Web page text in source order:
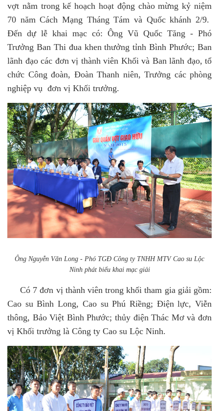
vợt nằm trong kế hoạch hoạt động chào mừng kỷ niệm
70 năm Cách Mạng Tháng Tám và Quốc khánh 2/9.
Đến dự lễ khai mạc có: Ông Vũ Quốc Tăng - Phó
Trưởng Ban Thi đua khen thưởng tỉnh Bình Phước; Ban
lãnh đạo các đơn vị thành viên Khối và Ban lãnh đạo, tổ
chức Công đoàn, Đoàn Thanh niên, Trưởng các phòng
nghiệp vụ đơn vị Khối trưởng.
Ông Nguyễn Văn Long - Phó TGĐ Công ty TNHH MTV Cao su Lộc
Ninh phát biểu khai mạc giải
Có 7 đơn vị thành viên trong khối tham gia giải gồm:
Cao su Bình Long, Cao su Phú Riềng; Điện lực, Viễn
thông, Bảo Việt Bình Phước; thủy điện Thác Mơ và đơn
vị Khối trưởng là Công ty Cao su Lộc Ninh.